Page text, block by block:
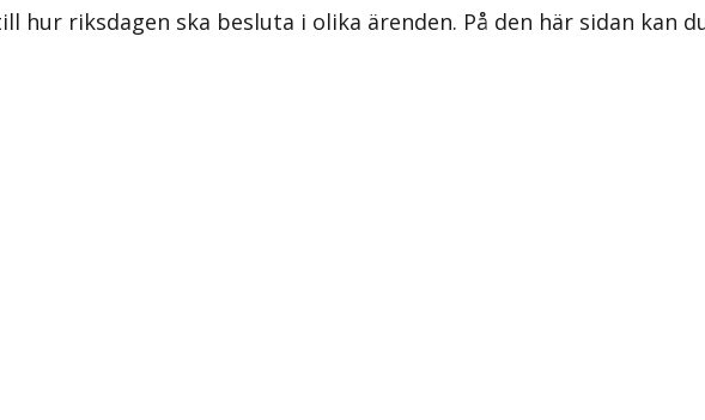
riksdagen ska besluta i olika ärenden. På den här sidan kan